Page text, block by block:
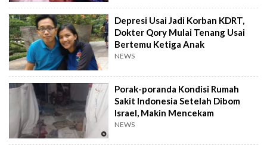
Depresi Usai Jadi Korban KDRT,
Dokter Qory Mulai Tenang Usai
Bertemu Ketiga Anak
NEWS
Porak-poranda Kondisi Rumah
Sakit Indonesia Setelah Dibom
Israel, Makin Mencekam
NEWS